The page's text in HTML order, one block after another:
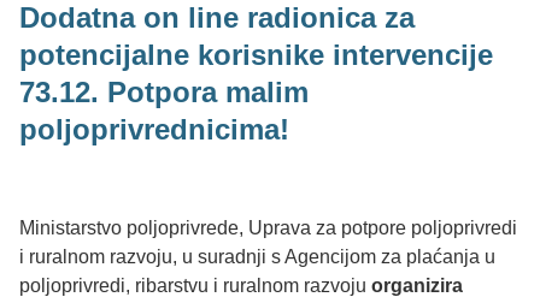
Dodatna on line radionica za
potencijalne korisnike intervencije
73.12. Potpora malim
poljoprivrednicima!
Ministarstvo poljoprivrede, Uprava za potpore poljoprivredi
i ruralnom razvoju, u suradnji s Agencijom za plaćanja u
poljoprivredi, ribarstvu i ruralnom razvoju organizira